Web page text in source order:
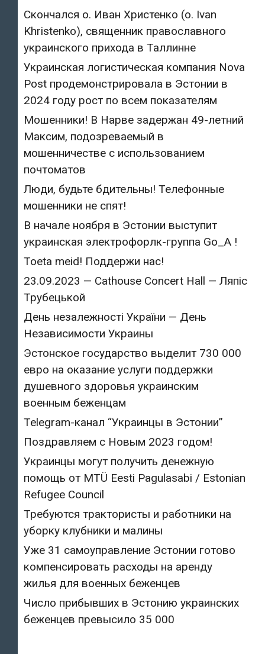
Скончался о. Иван Христенко (о. Ivan
Khristenko), священник православного
украинского прихода в Таллинне
Украинская логистическая компания Nova
Post продемонстрировала в Эстонии в
2024 году рост по всем показателям
Мошенники! В Нарве задержан 49-летний
Максим, подозреваемый в
мошенничестве с использованием
почтоматов
Люди, будьте бдительны! Телефонные
мошенники не спят!
В начале ноября в Эстонии выступит
украинская электрофорлк-группа Go_A !
Toeta meid! Поддержи нас!
23.09.2023 — Cathouse Concert Hall — Ляпіс
Трубецькой
День незалежності України — День
Независимости Украины
Эстонское государство выделит 730 000
евро на оказание услуги поддержки
душевного здоровья украинским
военным беженцам
Telegram-канал “Украинцы в Эстонии”
Поздравляем с Новым 2023 годом!
Украинцы могут получить денежную
помощь от MTÜ Eesti Pagulasabi / Estonian
Refugee Council
Требуются трактористы и работники на
уборку клубники и малины
Уже 31 самоуправление Эстонии готово
компенсировать расходы на аренду
жилья для военных беженцев
Число прибывших в Эстонию украинских
беженцев превысило 35 000